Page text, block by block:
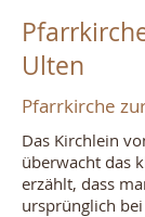
Ulten
Pfarrkirche
Das Kirchlein
überwacht das
erzählt, dass
ursprünglich